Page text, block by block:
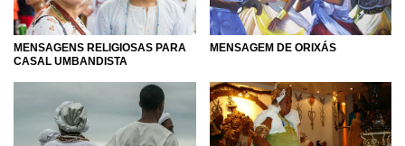
MENSAGENS RELIGIOSAS PARA
CASAL UMBANDISTA
MENSAGEM DE ORIXÁS